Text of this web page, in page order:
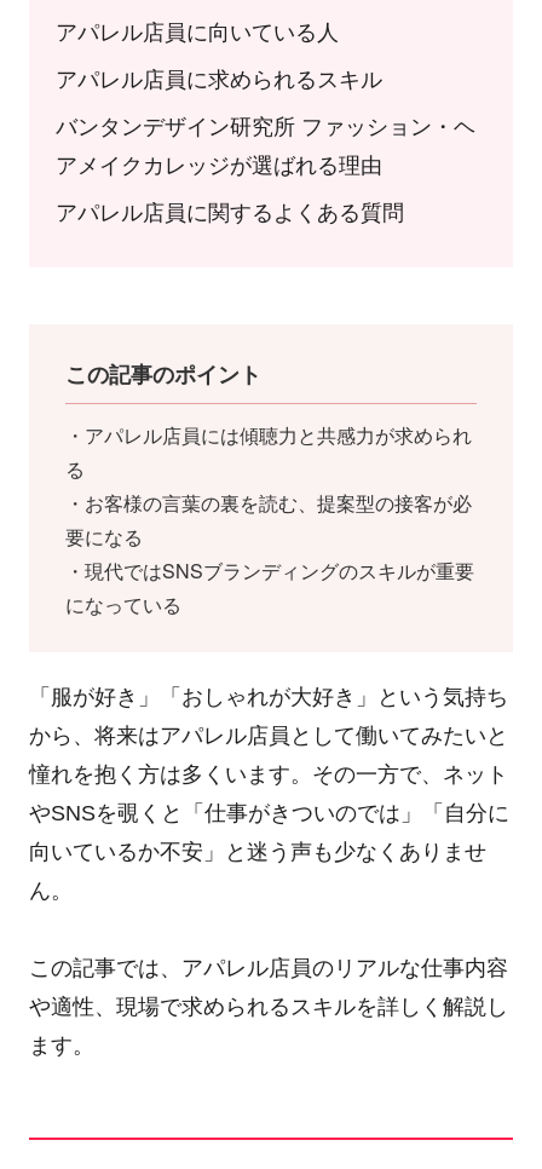
アパレル店員に向いている人
アパレル店員に求められるスキル
バンタンデザイン研究所 ファッション・ヘ
アメイクカレッジが選ばれる理由
アパレル店員に関するよくある質問
この記事のポイント
・アパレル店員には傾聴力と共感力が求められ
る
・お客様の言葉の裏を読む、提案型の接客が必
要になる
・現代ではSNSブランディングのスキルが重要
になっている
「服が好き」「おしゃれが大好き」という気持ち
から、将来はアパレル店員として働いてみたいと
憧れを抱く方は多くいます。その一方で、ネット
やSNSを覗くと「仕事がきついのでは」「自分に
向いているか不安」と迷う声も少なくありませ
ん。
この記事では、アパレル店員のリアルな仕事内容
や適性、現場で求められるスキルを詳しく解説し
ます。